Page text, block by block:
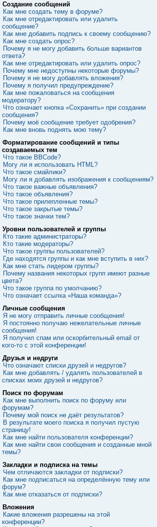
Создание сообщений
Как мне создать тему в форуме?
Как мне отредактировать или удалить
сообщение?
Как мне добавить подпись к своему сообщению?
Как мне создать опрос?
Почему я не могу добавить больше вариантов
ответа?
Как мне отредактировать или удалить опрос?
Почему мне недоступны некоторые форумы?
Почему я не могу добавлять вложения?
Почему я получил предупреждение?
Как мне пожаловаться на сообщения
модератору?
Что означает кнопка «Сохранить» при создании
сообщения?
Почему моё сообщение требует одобрения?
Как мне вновь поднять мою тему?
Форматирование сообщений и типы
создаваемых тем
Что такое BBCode?
Могу ли я использовать HTML?
Что такое смайлики?
Могу ли я добавлять изображения к сообщениям?
Что такое важные объявления?
Что такое объявления?
Что такое прилепленные темы?
Что такое закрытые темы?
Что такое значки тем?
Уровни пользователей и группы
Кто такие администраторы?
Кто такие модераторы?
Что такое группы пользователей?
Где находятся группы и как мне вступить в них?
Как мне стать лидером группы?
Почему названия некоторых групп имеют разные
цвета?
Что такое группа по умолчанию?
Что означает ссылка «Наша команда»?
Личные сообщения
Я не могу отправить личные сообщения!
Я постоянно получаю нежелательные личные
сообщения!
Я получил спам или оскорбительный email от
кого-то с этой конференции!
Друзья и недруги
Что означают списки друзей и недругов?
Как мне добавлять / удалять пользователей в
списках моих друзей и недругов?
Поиск по форумам
Как мне выполнить поиск по форуму или
форумам?
Почему мой поиск не даёт результатов?
В результате моего поиска я получил пустую
страницу!
Как мне найти пользователя конференции?
Как мне найти свои сообщения и созданные мной
темы?
Закладки и подписка на темы
Чем отличаются закладки от подписки?
Как мне подписаться на определённую тему или
форум?
Как мне отказаться от подписки?
Вложения
Какие вложения разрешены на этой
конференции?